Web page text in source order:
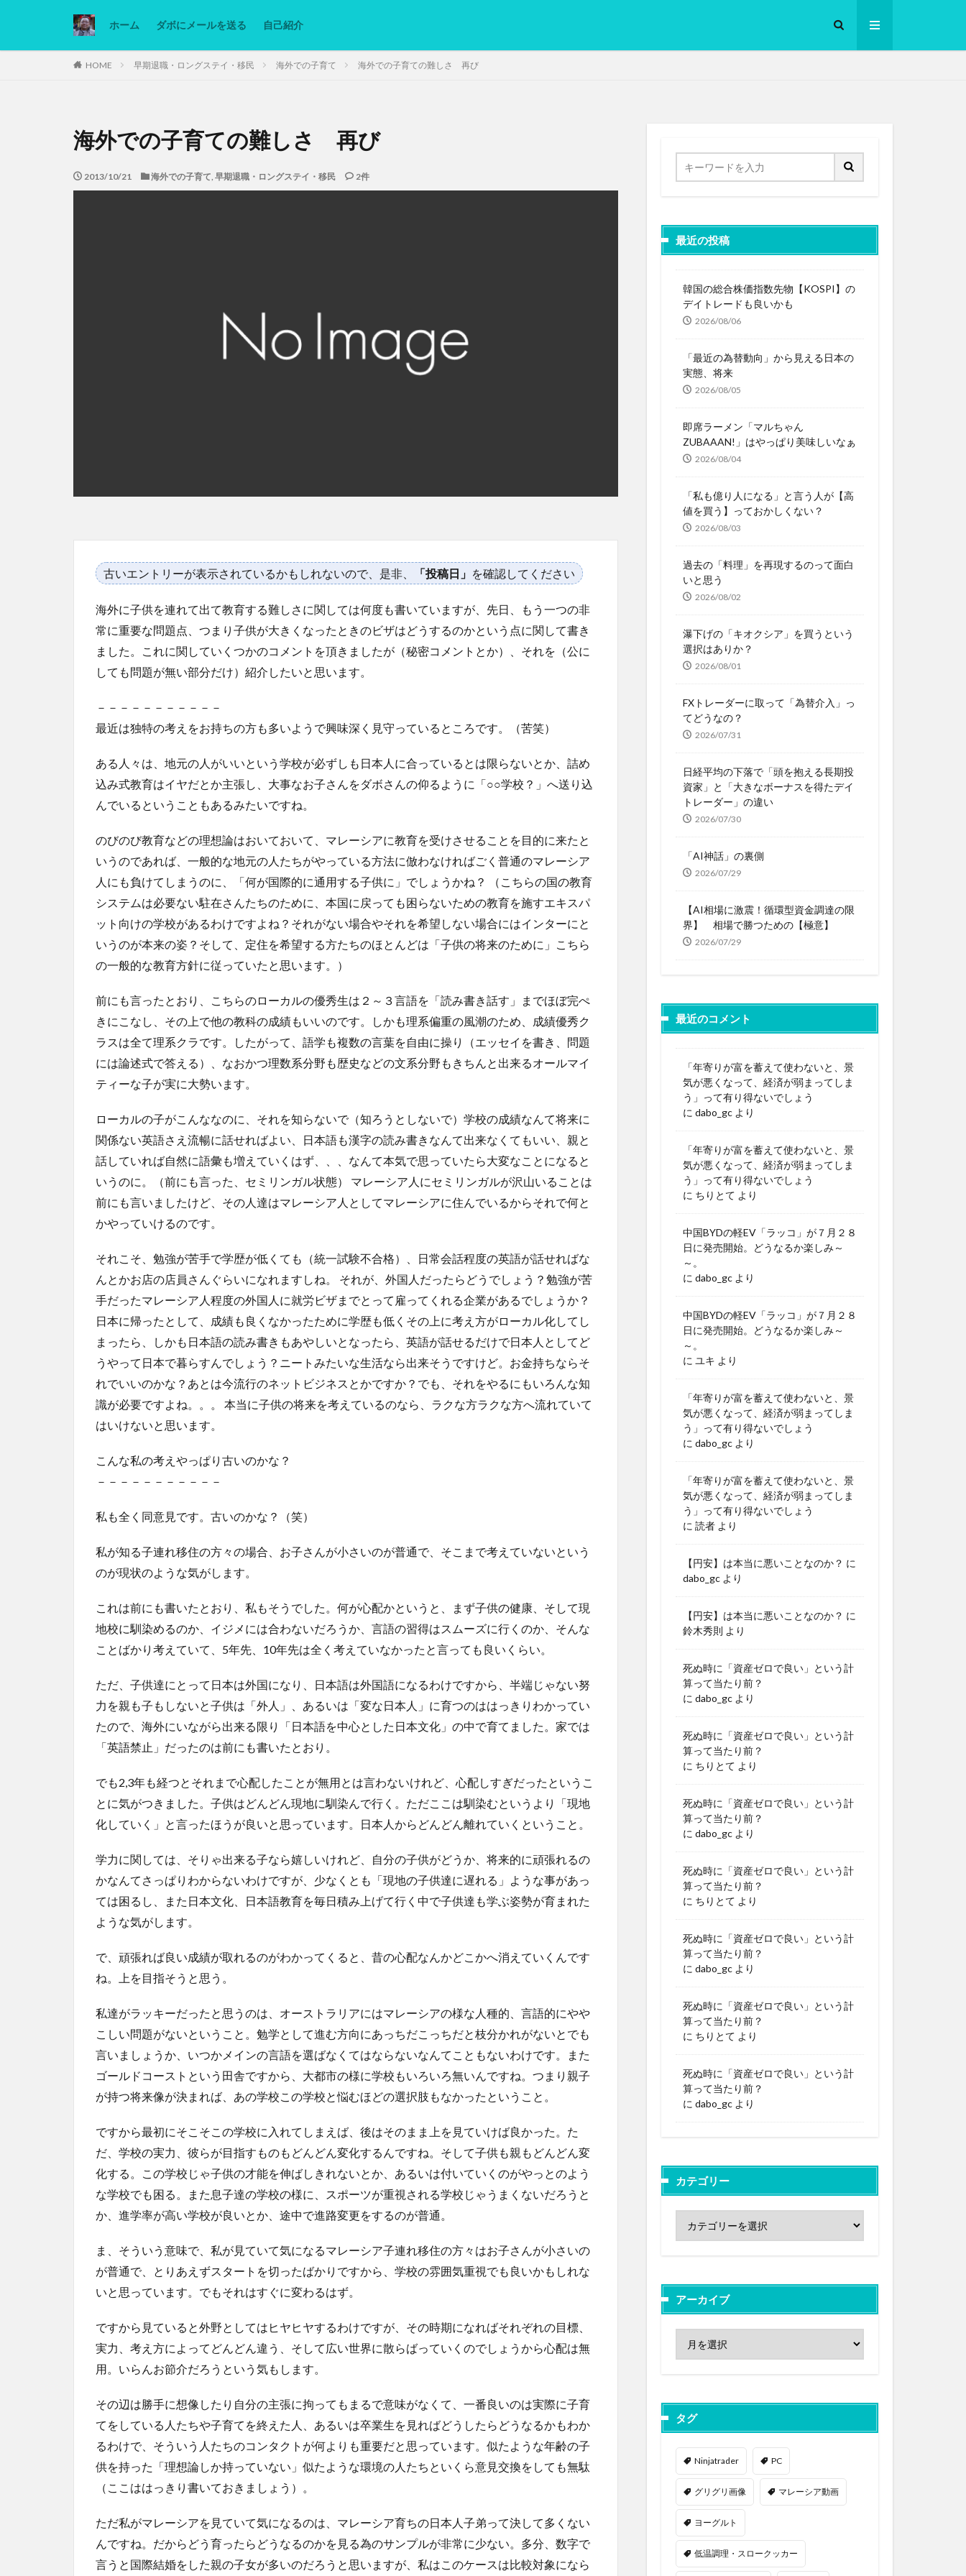
ホーム ダボにメールを送る 自己紹介
HOME 早期退職・ロングステイ・移民 海外での子育て 海外での子育ての難しさ 再び
海外での子育ての難しさ 再び
2013/10/21 海外での子育て, 早期退職・ロングステイ・移民 2件
古いエントリーが表示されているかもしれないので、是非、 「投稿日」 を確認してください
海外に子供を連れて出て教育する難しさに関しては何度も書いていますが、先日、もう一つの非
常に重要な問題点、つまり子供が大きくなったときのビザはどうするのかという点に関して書き
ました。これに関していくつかのコメントを頂きましたが（秘密コメントとか）、それを（公に
しても問題が無い部分だけ）紹介したいと思います。
－－－－－－－－－－－
最近は独特の考えをお持ちの方も多いようで興味深く見守っているところです。（苦笑）
ある人々は、地元の人がいいという学校が必ずしも日本人に合っているとは限らないとか、詰め
込み式教育はイヤだとか主張し、大事なお子さんをダボさんの仰るように「○○学校？」へ送り込
んでいるということもあるみたいですね。
のびのび教育などの理想論はおいておいて、マレーシアに教育を受けさせることを目的に来たと
いうのであれば、一般的な地元の人たちがやっている方法に倣わなければごく普通のマレーシア
人にも負けてしまうのに、「何が国際的に通用する子供に」でしょうかね？ （こちらの国の教育
システムは必要ない駐在さんたちのために、本国に戻っても困らないための教育を施すエキスパ
ット向けの学校があるわけですよね？それがない場合やそれを希望しない場合にはインターにと
いうのが本来の姿？そして、定住を希望する方たちのほとんどは「子供の将来のために」こちら
の一般的な教育方針に従っていたと思います。）
前にも言ったとおり、こちらのローカルの優秀生は２～３言語を「読み書き話す」までほぼ完ぺ
きにこなし、その上で他の教科の成績もいいのです。しかも理系偏重の風潮のため、成績優秀ク
ラスは全て理系クラです。したがって、語学も複数の言葉を自由に操り（エッセイを書き、問題
には論述式で答える）、なおかつ理数系分野も歴史などの文系分野もきちんと出来るオールマイ
ティーな子が実に大勢います。
ローカルの子がこんななのに、それを知らないで（知ろうとしないで）学校の成績なんて将来に
関係ない英語さえ流暢に話せればよい、日本語も漢字の読み書きなんて出来なくてもいい、親と
話していれば自然に語彙も増えていくはず、、、なんて本気で思っていたら大変なことになると
いうのに。（前にも言った、セミリンガル状態） マレーシア人にセミリンガルが沢山いることは
前にも言いましたけど、その人達はマレーシア人としてマレーシアに住んでいるからそれで何と
かやっていけるのです。
それこそ、勉強が苦手で学歴が低くても（統一試験不合格）、日常会話程度の英語が話せればな
んとかお店の店員さんぐらいになれますしね。 それが、外国人だったらどうでしょう？勉強が苦
手だったマレーシア人程度の外国人に就労ビザまでとって雇ってくれる企業があるでしょうか？
日本に帰ったとして、成績も良くなかったために学歴も低くその上に考え方がローカル化してし
まったら、しかも日本語の読み書きもあやしいとなったら、英語が話せるだけで日本人としてど
うやって日本で暮らすんでしょう？ニートみたいな生活なら出来そうですけど。お金持ちならそ
れでいいのかな？あとは今流行のネットビジネスとかですか？でも、それをやるにもいろんな知
識が必要ですよね。。。 本当に子供の将来を考えているのなら、ラクな方ラクな方へ流れていて
はいけないと思います。
こんな私の考えやっぱり古いのかな？
－－－－－－－－－－－
私も全く同意見です。古いのかな？（笑）
私が知る子連れ移住の方々の場合、お子さんが小さいのが普通で、そこまで考えていないという
のが現状のような気がします。
これは前にも書いたとおり、私もそうでした。何が心配かというと、まず子供の健康、そして現
地校に馴染めるのか、イジメには合わないだろうか、言語の習得はスムーズに行くのか、そんな
ことばかり考えていて、5年先、10年先は全く考えていなかったと言っても良いくらい。
ただ、子供達にとって日本は外国になり、日本語は外国語になるわけですから、半端じゃない努
力を親も子もしないと子供は「外人」、あるいは「変な日本人」に育つのははっきりわかってい
たので、海外にいながら出来る限り「日本語を中心とした日本文化」の中で育てました。家では
「英語禁止」だったのは前にも書いたとおり。
でも2,3年も経つとそれまで心配したことが無用とは言わないけれど、心配しすぎだったというこ
とに気がつきました。子供はどんどん現地に馴染んで行く。ただここは馴染むというより「現地
化していく」と言ったほうが良いと思っています。日本人からどんどん離れていくということ。
学力に関しては、そりゃ出来る子なら嬉しいけれど、自分の子供がどうか、将来的に頑張れるの
かなんてさっぱりわからないわけですが、少なくとも「現地の子供達に遅れる」ような事があっ
ては困るし、また日本文化、日本語教育を毎日積み上げて行く中で子供達も学ぶ姿勢が育まれた
ような気がします。
で、頑張れば良い成績が取れるのがわかってくると、昔の心配なんかどこかへ消えていくんです
ね。上を目指そうと思う。
私達がラッキーだったと思うのは、オーストラリアにはマレーシアの様な人種的、言語的にやや
こしい問題がないということ。勉学として進む方向にあっちだこっちだと枝分かれがないとでも
言いましょうか、いつかメインの言語を選ばなくてはならないなんてこともないわけです。また
ゴールドコーストという田舎ですから、大都市の様に学校もいろいろ無いんですね。つまり親子
が持つ将来像が決まれば、あの学校この学校と悩むほどの選択肢もなかったということ。
ですから最初にそこそこの学校に入れてしまえば、後はそのまま上を見ていけば良かった。た
だ、学校の実力、彼らが目指すものもどんどん変化するんですね。そして子供も親もどんどん変
化する。この学校じゃ子供の才能を伸ばしきれないとか、あるいは付いていくのがやっとのよう
な学校でも困る。また息子達の学校の様に、スポーツが重視される学校じゃうまくないだろうと
か、進学率が高い学校が良いとか、途中で進路変更をするのが普通。
ま、そういう意味で、私が見ていて気になるマレーシア子連れ移住の方々はお子さんが小さいの
が普通で、とりあえずスタートを切ったばかりですから、学校の雰囲気重視でも良いかもしれな
いと思っています。でもそれはすぐに変わるはず。
ですから見ていると外野としてはヒヤヒヤするわけですが、その時期になればそれぞれの目標、
実力、考え方によってどんどん違う、そして広い世界に散らばっていくのでしょうから心配は無
用。いらんお節介だろうという気もします。
その辺は勝手に想像したり自分の主張に拘ってもまるで意味がなくて、一番良いのは実際に子育
てをしている人たちや子育てを終えた人、あるいは卒業生を見ればどうしたらどうなるかもわか
るわけで、そういう人たちのコンタクトが何よりも重要だと思っています。似たような年齢の子
供を持った「理想論しか持っていない」似たような環境の人たちといくら意見交換をしても無駄
（ここははっきり書いておきましょう）。
ただ私がマレーシアを見ていて気になるのは、マレーシア育ちの日本人子弟って決して多くない
んですね。だからどう育ったらどうなるのかを見る為のサンプルが非常に少ない。多分、数字で
言うと国際結婚をした親の子女が多いのだろうと思いますが、私はこのケースは比較対象になら
最近の投稿
韓国の総合株価指数先物【KOSPI】の
デイトレードも良いかも
2026/08/06
「最近の為替動向」から見える日本の
実態、将来
2026/08/05
即席ラーメン「マルちゃん
ZUBAAAN!」はやっぱり美味しいなぁ
2026/08/04
「私も億り人になる」と言う人が【高
値を買う】っておかしくない？
2026/08/03
過去の「料理」を再現するのって面白
いと思う
2026/08/02
瀑下げの「キオクシア」を買うという
選択はありか？
2026/08/01
FXトレーダーに取って「為替介入」っ
てどうなの？
2026/07/31
日経平均の下落で「頭を抱える長期投
資家」と「大きなボーナスを得たデイ
トレーダー」の違い
2026/07/30
「AI神話」の裏側
2026/07/29
【AI相場に激震！循環型資金調達の限
界】 相場で勝つための【極意】
2026/07/29
最近のコメント
「年寄りが富を蓄えて使わないと、景
気が悪くなって、経済が弱まってしま
う」って有り得ないでしょう
に dabo_gc より
「年寄りが富を蓄えて使わないと、景
気が悪くなって、経済が弱まってしま
う」って有り得ないでしょう
に ちりとて より
中国BYDの軽EV「ラッコ」が７月２８
日に発売開始。どうなるか楽しみ～
～。
に dabo_gc より
中国BYDの軽EV「ラッコ」が７月２８
日に発売開始。どうなるか楽しみ～
～。
に ユキ より
「年寄りが富を蓄えて使わないと、景
気が悪くなって、経済が弱まってしま
う」って有り得ないでしょう
に dabo_gc より
「年寄りが富を蓄えて使わないと、景
気が悪くなって、経済が弱まってしま
う」って有り得ないでしょう
に 読者 より
【円安】は本当に悪いことなのか？ に
dabo_gc より
【円安】は本当に悪いことなのか？ に
鈴木秀則 より
死ぬ時に「資産ゼロで良い」という計
算って当たり前？
に dabo_gc より
死ぬ時に「資産ゼロで良い」という計
算って当たり前？
に ちりとて より
死ぬ時に「資産ゼロで良い」という計
算って当たり前？
に dabo_gc より
死ぬ時に「資産ゼロで良い」という計
算って当たり前？
に ちりとて より
死ぬ時に「資産ゼロで良い」という計
算って当たり前？
に dabo_gc より
死ぬ時に「資産ゼロで良い」という計
算って当たり前？
に ちりとて より
死ぬ時に「資産ゼロで良い」という計
算って当たり前？
に dabo_gc より
カテゴリー
アーカイブ
タグ
Ninjatrader PC
グリグリ画像 マレーシア動画
ヨーグルト
低温調理・スロークッカー
カテゴリー
Ninjatrader グリグリ画像